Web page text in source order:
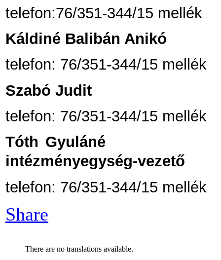
telefon:76/351-344/15 mellék
Káldiné Balibán Anikó
telefon: 76/351-344/15 mellék
Szabó Judit
telefon: 76/351-344/15 mellék
Tóth Gyuláné
intézményegység-vezető
telefon: 76/351-344/15 mellék
Share
There are no translations available.